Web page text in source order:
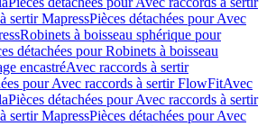
sertir MapressPièces détachées pour Avec
Robinets à boisseau sphérique pour
détachées pour Robinets à boisseau
encastréAvec raccords à sertir
pour Avec raccords à sertir FlowFitAvec
Pièces détachées pour Avec raccords à sertir
sertir MapressPièces détachées pour Avec